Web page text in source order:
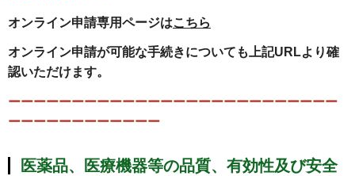
オンライン申請専用ページはこちら
オンライン申請が可能な手続きについても上記URLより確
認いただけます。
ーーーーーーーーーーーーーーーーーーーーーーーーーー
ーーーーーーーーーーーー
医薬品、医療機器等の品質、有効性及び安全